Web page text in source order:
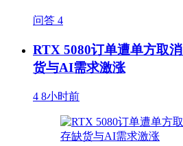
问答 4
RTX 5080订单遭单方取
货与AI需求激涨
4 8小时前